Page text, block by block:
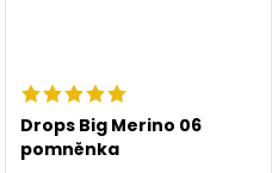
Drops Big Merino 06
pomněnka